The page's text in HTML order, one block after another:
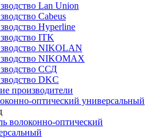
Lan Union
Cabeus
Hyperline
ITK
NIKOLAN
NIKOMAX
ССД
DKC
производители
оптический универсальный
волоконно-оптический